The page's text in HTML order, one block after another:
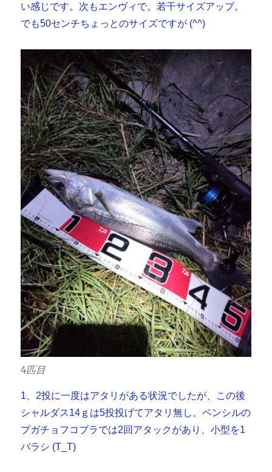
い感じです。次もエンヴィで。若干サイズアップ。
でも50センチちょっとのサイズですが (^^)
4匹目
1、2投に一度はアタリがある状況でしたが、この後
シャルダス14ｇは5投投げてアタリ無し。ペンシルの
プガチョフコブラでは2回アタックがあり、小型を1
バラシ (T_T)